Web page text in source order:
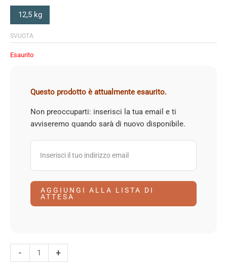
12,5 kg
SVUOTA
Esaurito
Questo prodotto è attualmente esaurito.
Non preoccuparti: inserisci la tua email e ti
avviseremo quando sarà di nuovo disponibile.
AGGIUNGI ALLA LISTA DI
ATTESA
-
argilla
+